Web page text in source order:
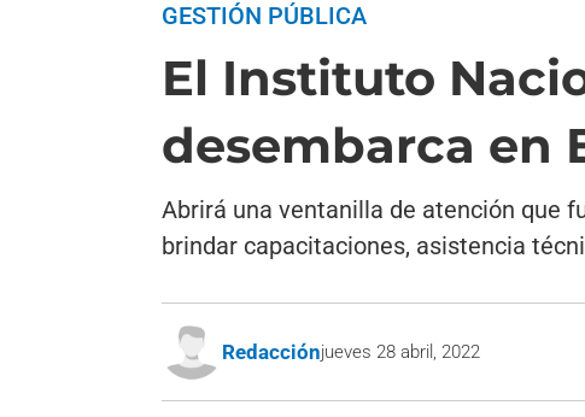
GESTIÓN PÚBLICA
El Instituto
desembarca en
Abrirá una ventanilla de atención que
brindar capacitaciones, asistencia
Redacciónjueves 28 abril, 2022